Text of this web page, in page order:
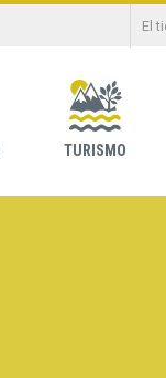
El
TURISMO